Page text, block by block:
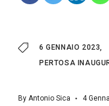
6 GENNAIO 2023
PERTOSA
By Antonio Sica 4